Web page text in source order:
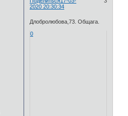
2020 20:30:34
Длобролюбова,73. Общага.
0